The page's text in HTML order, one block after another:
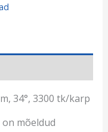
34°, 3300 tk/karp
mõeldud